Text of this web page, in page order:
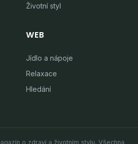
Životní styl
WEB
Jídlo a nápoje
Relaxace
Hledání
o zdraví a životním stylu. Všechna